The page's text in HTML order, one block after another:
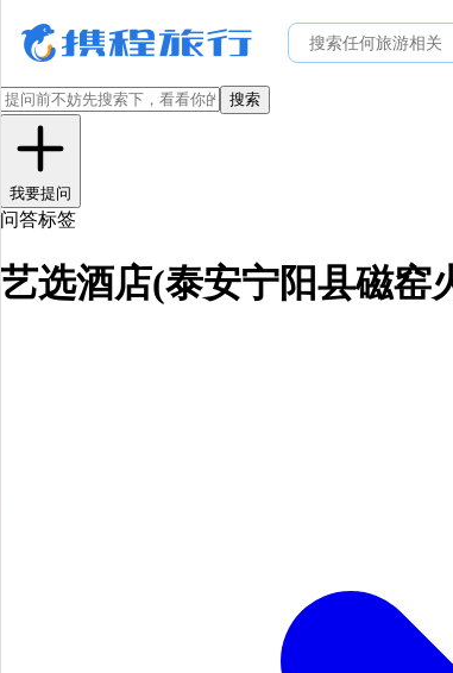
搜索
我要提问
问答标签
艺选酒店(泰安宁阳县磁窑